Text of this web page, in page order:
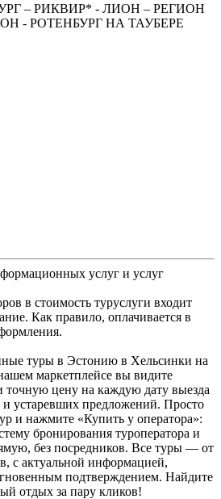
– РИКВИР* - ЛИОН – РЕГИОН
- РОТЕНБУРГ НА ТАУБЕРЕ
услуг и услуг
в стоимость туруслуги входит
Как правило, оплачивается в
туры в Эстонию в Хельсинки на
маркетплейсе вы видите
точную цену на каждую дату выезда
устаревших предложений. Просто
и нажмите «Купить у оператора»:
бронирования туроператора и
без посредников. Все туры — от
с актуальной информацией,
подтверждением. Найдите
отдых за пару кликов!